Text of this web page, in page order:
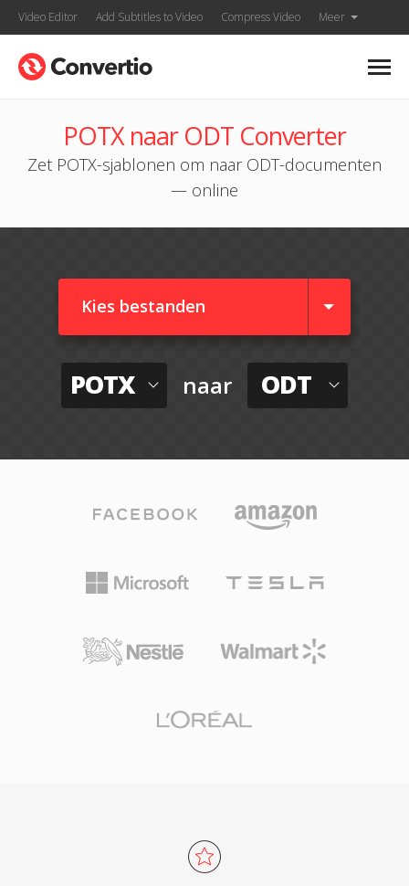
Video Editor Add Subtitles to Video Compress Video Meer
POTX naar ODT Converter
Zet POTX-sjablonen om naar ODT-documenten
— online
Kies bestanden
POTX naar ODT